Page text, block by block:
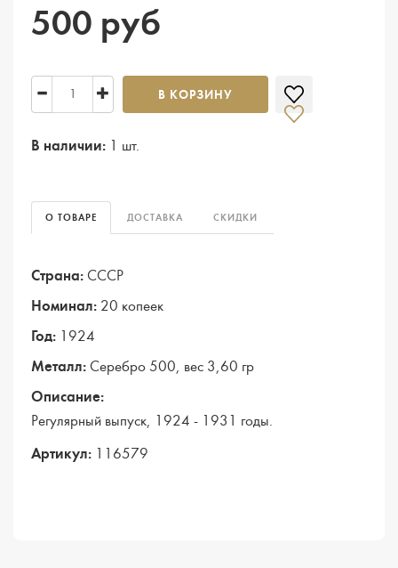
500 руб
В КОРЗИНУ
В наличии: 1 шт.
О ТОВАРЕ ДОСТАВКА СКИДКИ
Страна: СССР
Номинал: 20 копеек
Год: 1924
Металл: Серебро 500, вес 3,60 гр
Описание:
Регулярный выпуск, 1924 - 1931 годы.
Артикул: 116579